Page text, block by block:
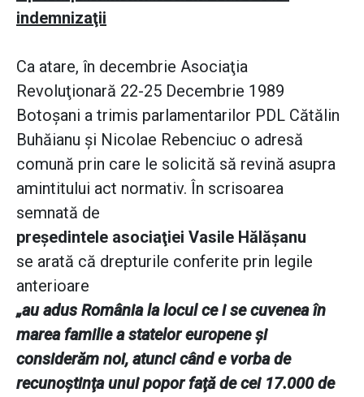
indemnizaţii
Ca atare, în decembrie Asociaţia
Revoluţionară 22-25 Decembrie 1989
Botoşani a trimis parlamentarilor PDL Cătălin
Buhăianu şi Nicolae Rebenciuc o adresă
comună prin care le solicită să revină asupra
amintitului act normativ. În scrisoarea
semnată de
preşedintele asociaţiei Vasile Hălăşanu
se arată că drepturile conferite prin legile
anterioare
„au adus România la locul ce i se cuvenea în
marea familie a statelor europene şi
considerăm noi, atunci când e vorba de
recunoştinţa unui popor faţă de cei 17.000 de